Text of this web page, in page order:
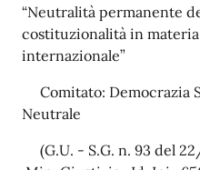
“Neutralità permanente
costituzionalità in
internazionale”
Comitato: Democrazia
Neutrale
(G.U. - S.G. n. 93 del